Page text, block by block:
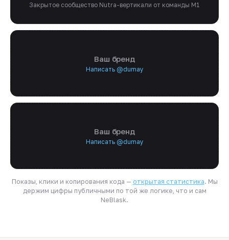
Закрытое сообщество Nutra-вертикали от команды M1
Ваш бренд
Написать @dumay
Ваш бренд
Написать @dumay
Показы, клики и копирования кода — открытая статистика. Мы
держим цифры публичными по той же логике, что и сам
NeBlask.